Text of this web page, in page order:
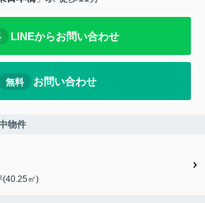
LINEからお問い合わせ
無料 お問い合わせ
物件
(40.25㎡)